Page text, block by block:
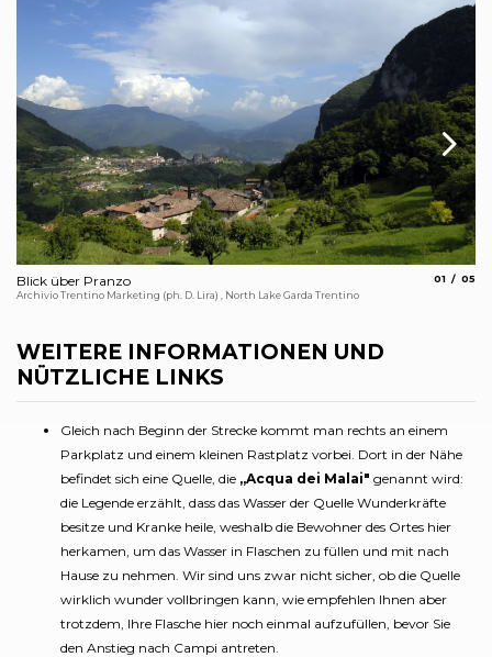
Blick über Pranzo
Archivio Trentino Marketing (ph. D. Lira) , North Lake Garda Trentino
01 05
WEITERE INFORMATIONEN UND
NÜTZLICHE LINKS
Gleich nach Beginn der Strecke kommt man rechts an einem
Parkplatz und einem kleinen Rastplatz vorbei. Dort in der Nähe
befindet sich eine Quelle, die „Acqua dei Malai" genannt wird:
die Legende erzählt, dass das Wasser der Quelle Wunderkräfte
besitze und Kranke heile, weshalb die Bewohner des Ortes hier
herkamen, um das Wasser in Flaschen zu füllen und mit nach
Hause zu nehmen. Wir sind uns zwar nicht sicher, ob die Quelle
wirklich wunder vollbringen kann, wie empfehlen Ihnen aber
trotzdem, Ihre Flasche hier noch einmal aufzufüllen, bevor Sie
den Anstieg nach Campi antreten.